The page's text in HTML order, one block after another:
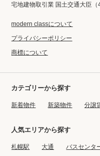
宅地建物取引業 国土交通大臣
modern classについて
プライバシーポリシー
商標について
カテゴリーから探す
新着物件 新築物件 分譲
人気エリアから探す
札幌駅 大通 バスセンタ